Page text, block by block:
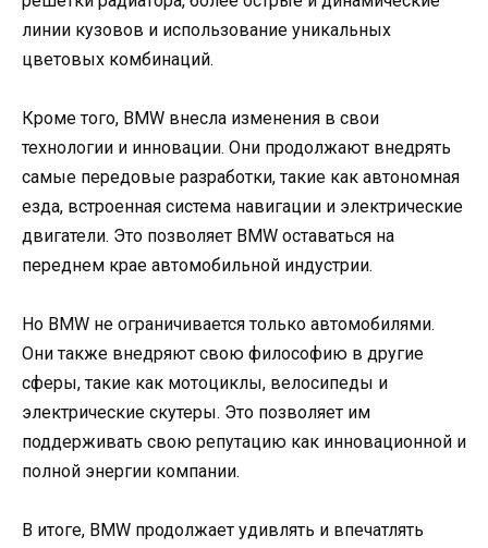
линии кузовов и использование уникальных
цветовых комбинаций.
Кроме того, BMW внесла изменения в свои
технологии и инновации. Они продолжают внедрять
самые передовые разработки, такие как автономная
езда, встроенная система навигации и электрические
двигатели. Это позволяет BMW оставаться на
переднем крае автомобильной индустрии.
Но BMW не ограничивается только автомобилями.
Они также внедряют свою философию в другие
сферы, такие как мотоциклы, велосипеды и
электрические скутеры. Это позволяет им
поддерживать свою репутацию как инновационной и
полной энергии компании.
В итоге, BMW продолжает удивлять и впечатлять